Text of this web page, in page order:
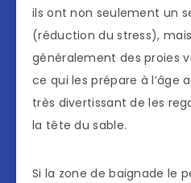
ils ont non seulement un
(réduction du stress),
généralement des proies
ce qui les prépare à l’âge
très divertissant de les
la tête du sable.
Si la zone de baignade le